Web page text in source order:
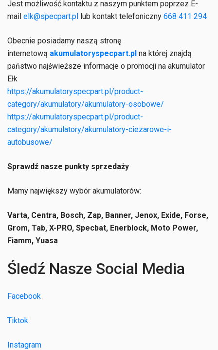
Jest możliwość kontaktu z naszym punktem poprzez E-
mail elk@specpart.pl lub kontakt telefoniczny 668 411 294
Obecnie posiadamy naszą stronę
internetową akumulatoryspecpart.pl na której znajdą
państwo najświeższe informacje o promocji na akumulator
Ełk
https://akumulatoryspecpart.pl/product-
category/akumulatory/akumulatory-osobowe/
https://akumulatoryspecpart.pl/product-
category/akumulatory/akumulatory-ciezarowe-i-
autobusowe/
Sprawdź nasze punkty sprzedaży
Mamy największy wybór akumulatorów:
Varta, Centra, Bosch, Zap, Banner, Jenox, Exide, Forse,
Grom, Tab, X-PRO, Specbat, Enerblock, Moto Power,
Fiamm, Yuasa
Śledź Nasze Social Media
Facebook
Tiktok
Instagram